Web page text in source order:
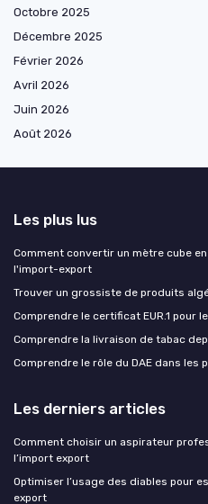
Octobre 2025
Décembre 2025
Février 2026
Avril 2026
Juin 2026
Août 2026
Les plus lus
Comment convertir un mètre cube
l'import-export
Trouver un grossiste de produits
Comprendre le certificat EUR.1 pour
Comprendre la livraison de tabac
Comprendre le rôle du DAE dans les
Les derniers articles
Comment choisir un aspirateur
l’import export
Optimiser l’usage des diables pour
export